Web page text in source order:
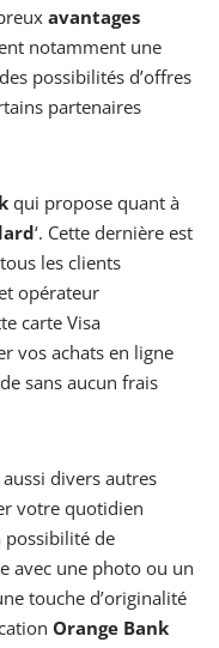
avantages
notamment une
possibilités d’offres
partenaires
qui propose quant à
‘. Cette dernière est
les clients
opérateur
carte Visa
vos achats en ligne
sans aucun frais
divers autres
votre quotidien
possibilité de
avec une photo ou un
touche d’originalité
Orange Bank